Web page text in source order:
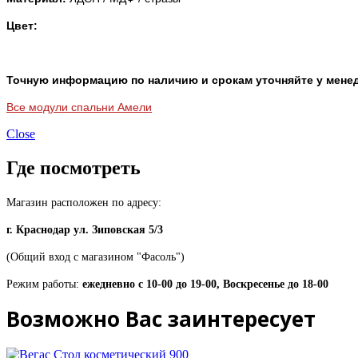
Цвет:
Точную информацию по наличию и срокам уточняйте у
Все модули спальни Амели
Close
Где посмотреть
Магазин расположен по адресу:
г. Краснодар ул. Зиповская 5/3
(Общий вход с магазином "Фасоль")
Режим работы: ежедневно с 10-00 до 19-00, Воскресенье до 18-00
Возможно Вас заинтересует